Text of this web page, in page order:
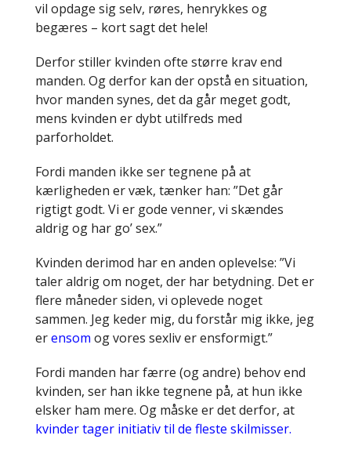
vil opdage sig selv, røres, henrykkes og
begæres – kort sagt det hele!
Derfor stiller kvinden ofte større krav end
manden. Og derfor kan der opstå en situation,
hvor manden synes, det da går meget godt,
mens kvinden er dybt utilfreds med
parforholdet.
Fordi manden ikke ser tegnene på at
kærligheden er væk, tænker han: ”Det går
rigtigt godt. Vi er gode venner, vi skændes
aldrig og har go’ sex.”
Kvinden derimod har en anden oplevelse: ”Vi
taler aldrig om noget, der har betydning. Det er
flere måneder siden, vi oplevede noget
sammen. Jeg keder mig, du forstår mig ikke, jeg
erensom og vores sexliv er ensformigt.”
Fordi manden har færre (og andre) behov end
kvinden, ser han ikke tegnene på, at hun ikke
elsker ham mere. Og måske er det derfor, at
kvinder tager initiativ til de fleste skilmisser.